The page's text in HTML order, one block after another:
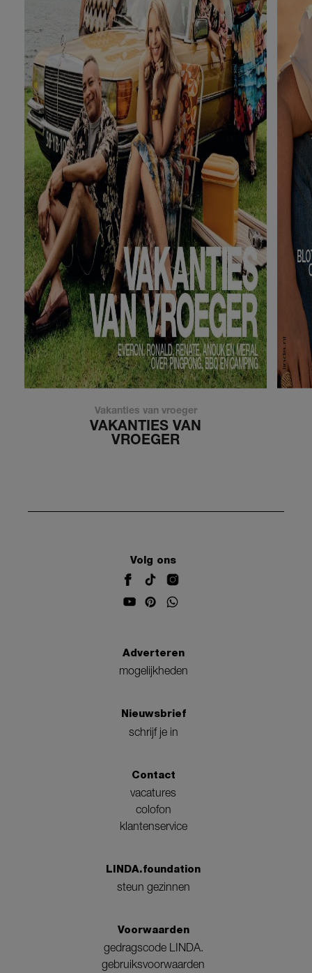
Vakanties van vroeger
VAKANTIES VAN
VROEGER
Volg ons
Adverteren
mogelijkheden
Nieuwsbrief
schrijf je in
Contact
vacatures
colofon
klantenservice
LINDA.foundation
steun gezinnen
Voorwaarden
gedragscode LINDA.
gebruiksvoorwaarden